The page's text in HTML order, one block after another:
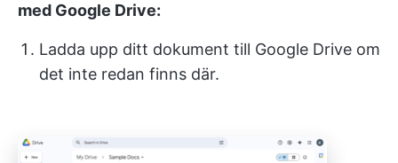
med Google Drive:
Ladda upp ditt dokument till Google Drive om
det inte redan finns där.